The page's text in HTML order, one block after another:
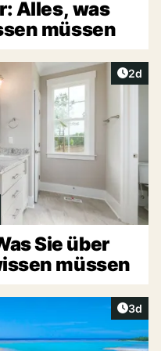
Alles, was
müssen
2d
Sie über
müssen
3d